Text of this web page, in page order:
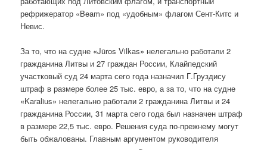
рефрижератор «Beam» под «удобным» флагом Сент-Китс и
Невис.
За то, что на судне «Jūros Vilkas» нелегально работали 2
гражданина Литвы и 27 граждан России, Клайпедский
участковый суд 24 марта сего года назначил Г.Груздису
штраф в размере более 25 тыс. евро, а за то, что на судне
«Karalius» нелегально работали 2 гражданина Литвы и 24
гражданина России, 31 марта сего года был назначен штраф
в размере 22,5 тыс. евро. Решения суда по-прежнему могут
быть обжалованы. Главным аргументом руководителя